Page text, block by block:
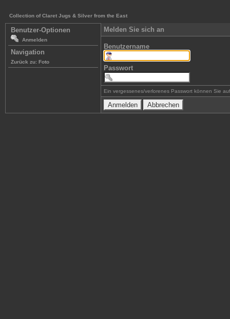
Collection of Claret Jugs & Silver from the East
Benutzer-Optionen
Anmelden
Navigation
Zurück zu: Foto
Melden Sie sich an
Benutzername
Passwort
Ein vergessenes/verlorenes Passwort können Sie